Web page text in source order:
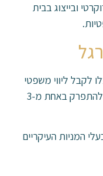
ובייצוג בבית
לקבל ליווי משפטי
לפירוק חברות בפשיטת רגל. חברה יכולה להתפרק באחת מ-3
המניות העיקריים